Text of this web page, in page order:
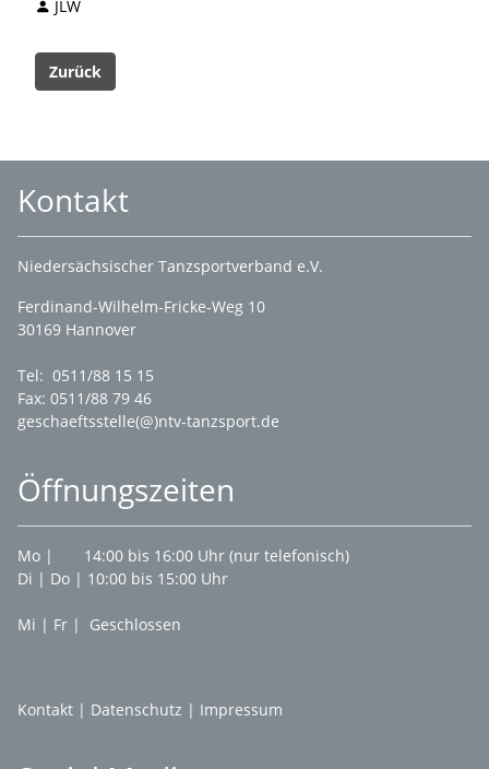
JLW
Zurück
Kontakt
Niedersächsischer Tanzsportverband e.V.
Ferdinand-Wilhelm-Fricke-Weg 10
30169 Hannover
Tel: 0511/88 15 15
Fax: 0511/88 79 46
geschaeftsstelle(@)ntv-tanzsport.de
Öffnungszeiten
Mo | 14:00 bis 16:00 Uhr (nur telefonisch)
Di | Do | 10:00 bis 15:00 Uhr
Mi | Fr | Geschlossen
Kontakt | Datenschutz | Impressum